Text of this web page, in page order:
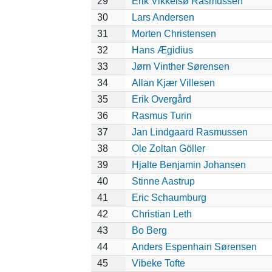
30
Lars Andersen
31
Morten Christensen
32
Hans Ægidius
33
Jørn Vinther Sørensen
34
Allan Kjær Villesen
35
Erik Overgård
36
Rasmus Turin
37
Jan Lindgaard Rasmussen
38
Ole Zoltan Göller
39
Hjalte Benjamin Johansen
40
Stinne Aastrup
41
Eric Schaumburg
42
Christian Leth
43
Bo Berg
44
Anders Espenhain Sørensen
45
Vibeke Tofte